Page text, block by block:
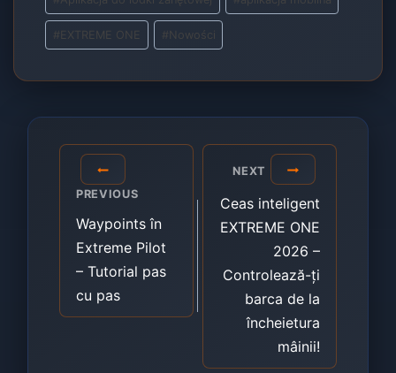
Tags:
#EXTREME ONE #Nowości
Post
navigation
PREVIOUS
Waypoints în
Extreme Pilot
– Tutorial pas
cu pas
NEXT
Ceas inteligent
EXTREME ONE
2026 –
Controlează-ți
barca de la
încheietura
mâinii!